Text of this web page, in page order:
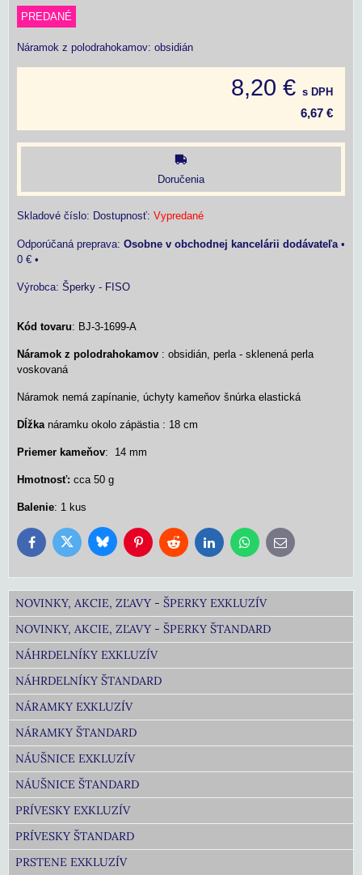
PREDANÉ
Náramok z polodrahokamov: obsidián
8,20 € s DPH
6,67 €
Doručenia
Skladové číslo: Dostupnosť: Vypredané
Osobne v obchodnej kancelárii dodávateľa•
0 € •
Výrobca: Šperky - FISO
Kód tovaru: BJ-3-1699-A
Náramok z polodrahokamov : obsidián, perla - sklenená perla
voskovaná
Náramok nemá zapínanie, úchyty kameňov šnúrka elastická
Dĺžkanáramku okolo zápästia : 18 cm
Priemer kameňov: 14 mm
Hmotnosť: cca 50 g
Balenie: 1 kus
FacebookTwitter BlueskyPinterestReddit LinkedInWhatsApp
E-
mail
NOVINKY, AKCIE, ZĽAVY - ŠPERKY EXKLUZÍV
NOVINKY, AKCIE, ZĽAVY - ŠPERKY ŠTANDARD
NÁHRDELNÍKY EXKLUZÍV
NÁHRDELNÍKY ŠTANDARD
NÁRAMKY EXKLUZÍV
NÁRAMKY ŠTANDARD
NÁUŠNICE EXKLUZÍV
NÁUŠNICE ŠTANDARD
PRÍVESKY EXKLUZÍV
PRÍVESKY ŠTANDARD
PRSTENE EXKLUZÍV